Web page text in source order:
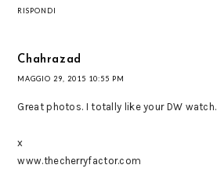
RISPONDI
Chahrazad
MAGGIO 29, 2015 10:55 PM
Great photos. I totally like your DW watch.
x
www.thecherryfactor.com